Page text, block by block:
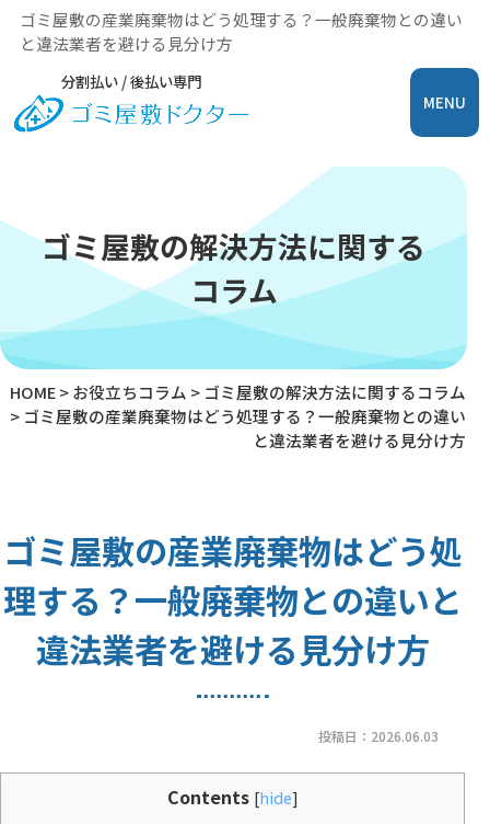
ゴミ屋敷の産業廃棄物はどう処理する？一般廃棄物との違い
と違法業者を避ける見分け方
分割払い / 後払い専門
MENU
ゴミ屋敷の解決方法に関する
コラム
HOME>お役立ちコラム > ゴミ屋敷の解決方法に関するコラム
> ゴミ屋敷の産業廃棄物はどう処理する？一般廃棄物との違い
と違法業者を避ける見分け方
ゴミ屋敷の産業廃棄物はどう処
理する？一般廃棄物との違いと
違法業者を避ける見分け方
投稿日： 2026.06.03
Contents [hide]